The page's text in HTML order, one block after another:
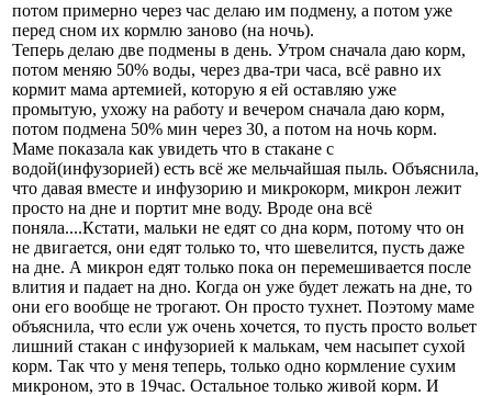
потом примерно через час делаю им подмену, а потом уже
перед сном их кормлю заново (на ночь).
Теперь делаю две подмены в день. Утром сначала даю корм,
потом меняю 50% воды, через два-три часа, всё равно их
кормит мама артемией, которую я ей оставляю уже
промытую, ухожу на работу и вечером сначала даю корм,
потом подмена 50% мин через 30, а потом на ночь корм.
Маме показала как увидеть что в стакане с
водой(инфузорией) есть всё же мельчайшая пыль. Объяснила,
что давая вместе и инфузорию и микрокорм, микрон лежит
просто на дне и портит мне воду. Вроде она всё
поняла....Кстати, мальки не едят со дна корм, потому что он
не двигается, они едят только то, что шевелится, пусть даже
на дне. А микрон едят только пока он перемешивается после
влития и падает на дно. Когда он уже будет лежать на дне, то
они его вообще не трогают. Он просто тухнет. Поэтому маме
объяснила, что если уж очень хочется, то пусть просто вольет
лишний стакан с инфузорией к малькам, чем насыпет сухой
корм. Так что у меня теперь, только одно кормление сухим
микроном, это в 19час. Остальное только живой корм. И